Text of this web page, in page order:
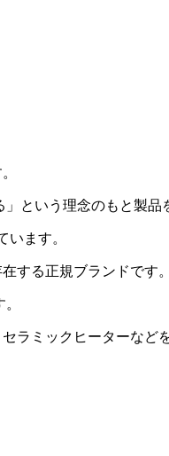
という理念のもと製品
ます。
する正規ブランドです。
ラミックヒーターなど